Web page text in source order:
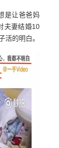
是让爸爸妈
夫妻结婚10
活的明白。